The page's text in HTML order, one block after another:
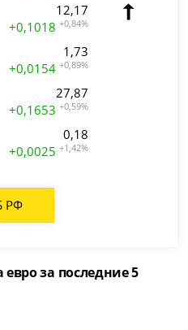
12,17
+0,1018 +0,84%
1,73
+0,0154 +0,89%
27,87
+0,1653 +0,59%
0,18
+0,0025 +1,42%
РФ
за последние 5